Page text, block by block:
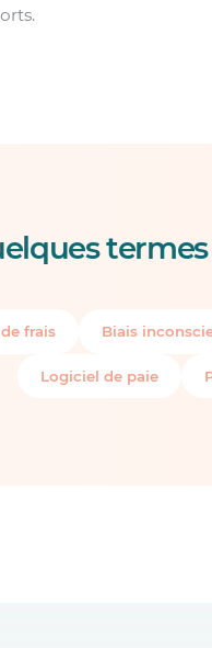
frais Biais
Logiciel de paie